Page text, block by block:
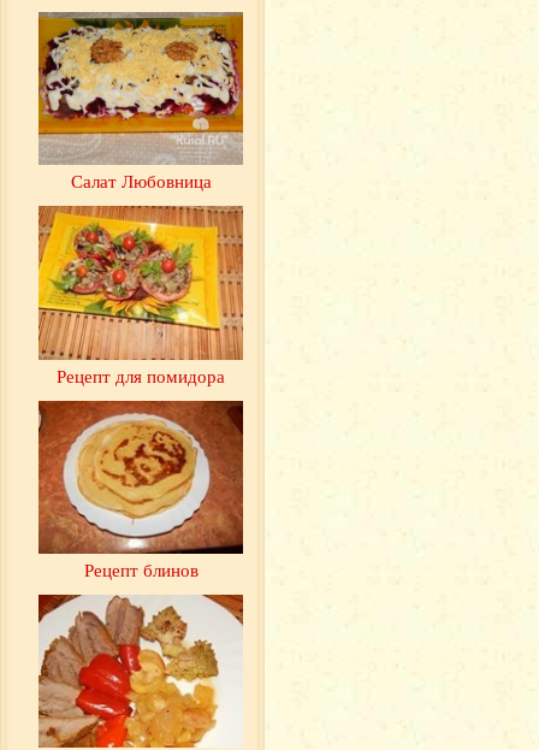
Салат Любовница
Рецепт для помидора
Рецепт блинов